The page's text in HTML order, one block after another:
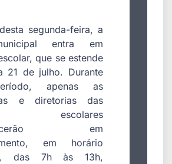
segunda-feira, a
entra em
que se estende
21 de julho. Durante
apenas as
e diretorias das
escolares
em
em horário
das 7h às 13h,